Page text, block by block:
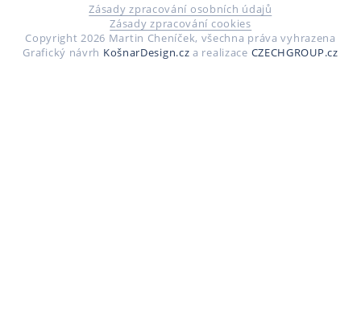
Zásady zpracování osobních údajů
Zásady zpracování cookies
Copyright 2026 Martin Cheníček, všechna práva vyhrazena
Grafický návrh KošnarDesign.cz a realizace CZECHGROUP.cz